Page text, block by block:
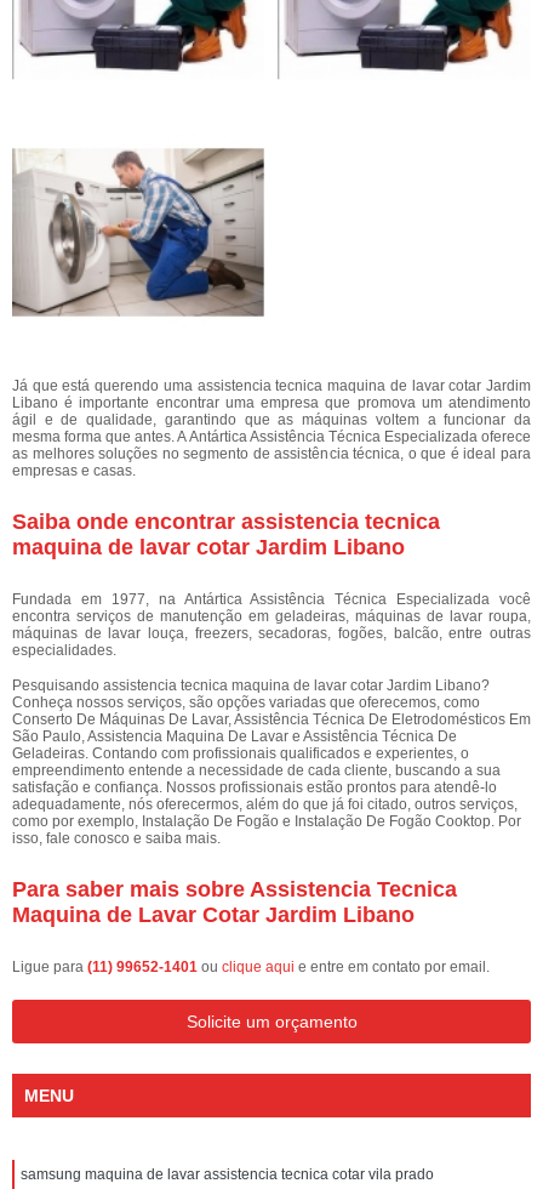
Já que está querendo uma assistencia tecnica maquina de lavar cotar Jardim
Libano é importante encontrar uma empresa que promova um atendimento
ágil e de qualidade, garantindo que as máquinas voltem a funcionar da
mesma forma que antes. A Antártica Assistência Técnica Especializada oferece
as melhores soluções no segmento de assistência técnica, o que é ideal para
empresas e casas.
Saiba onde encontrar assistencia tecnica
maquina de lavar cotar Jardim Libano
Fundada em 1977, na Antártica Assistência Técnica Especializada você
encontra serviços de manutenção em geladeiras, máquinas de lavar roupa,
máquinas de lavar louça, freezers, secadoras, fogões, balcão, entre outras
especialidades.
Pesquisando assistencia tecnica maquina de lavar cotar Jardim Libano?
Conheça nossos serviços, são opções variadas que oferecemos, como
Conserto De Máquinas De Lavar, Assistência Técnica De Eletrodomésticos Em
São Paulo, Assistencia Maquina De Lavar e Assistência Técnica De
Geladeiras. Contando com profissionais qualificados e experientes, o
empreendimento entende a necessidade de cada cliente, buscando a sua
satisfação e confiança. Nossos profissionais estão prontos para atendê-lo
adequadamente, nós oferecermos, além do que já foi citado, outros serviços,
como por exemplo, Instalação De Fogão e Instalação De Fogão Cooktop. Por
isso, fale conosco e saiba mais.
Para saber mais sobre Assistencia Tecnica
Maquina de Lavar Cotar Jardim Libano
Ligue para (11) 99652-1401 ou clique aqui e entre em contato por email.
Solicite um orçamento
MENU
samsung maquina de lavar assistencia tecnica cotar vila prado